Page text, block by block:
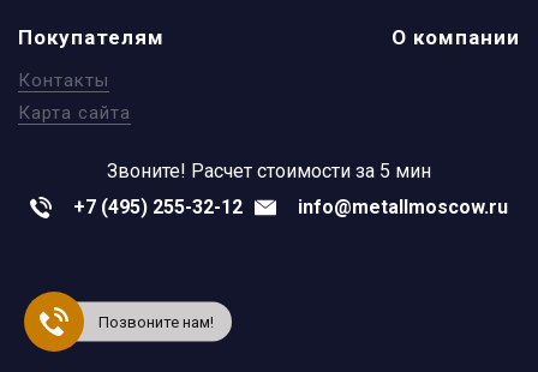
Покупателям
Контакты
Карта сайта
О компании
Звоните! Расчет стоимости за 5 мин
+7 (495) 255-32-12
info@metallmoscow.ru
Позвоните нам!